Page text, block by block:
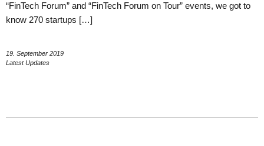
“FinTech Forum” and “FinTech Forum on Tour” events, we got to
know 270 startups […]
19. September 2019
Latest Updates